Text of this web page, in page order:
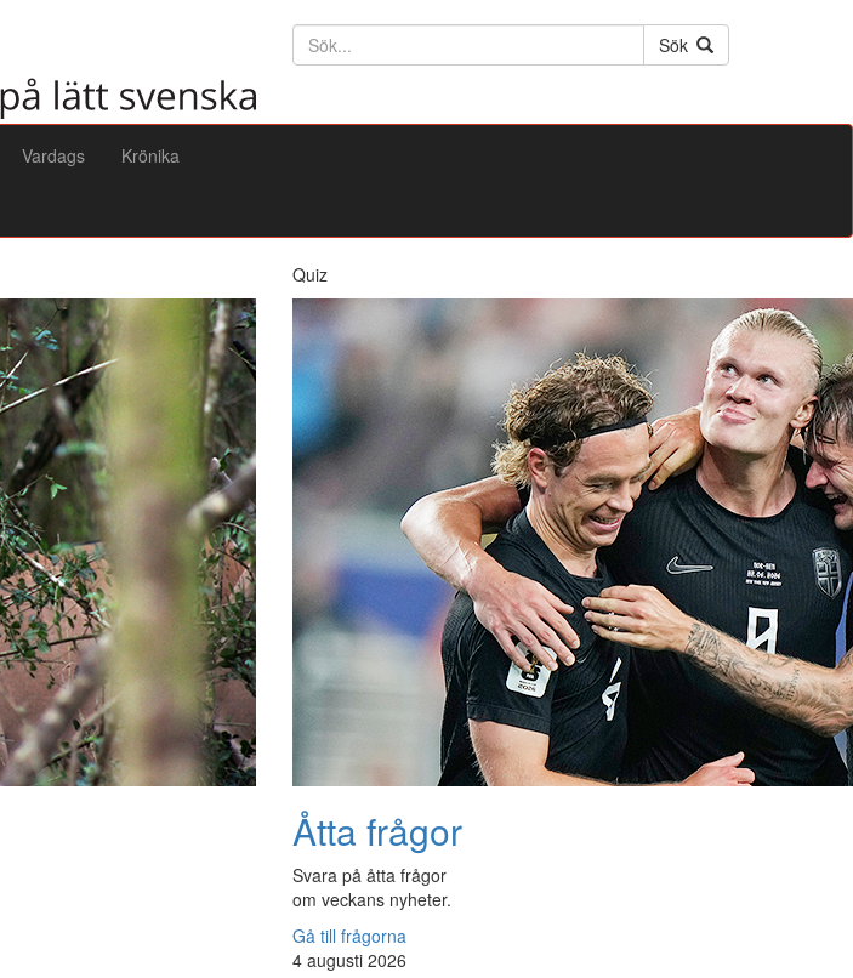
Söktext
Sök
Vardags Krönika
Quiz
Åtta frågor
Svara på åtta frågor
om veckans nyheter.
Gå till frågorna
4 augusti 2026